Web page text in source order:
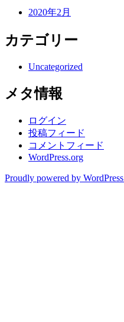
2020年2月
カテゴリー
Uncategorized
メタ情報
ログイン
投稿フィード
コメントフィード
WordPress.org
Proudly powered by WordPress